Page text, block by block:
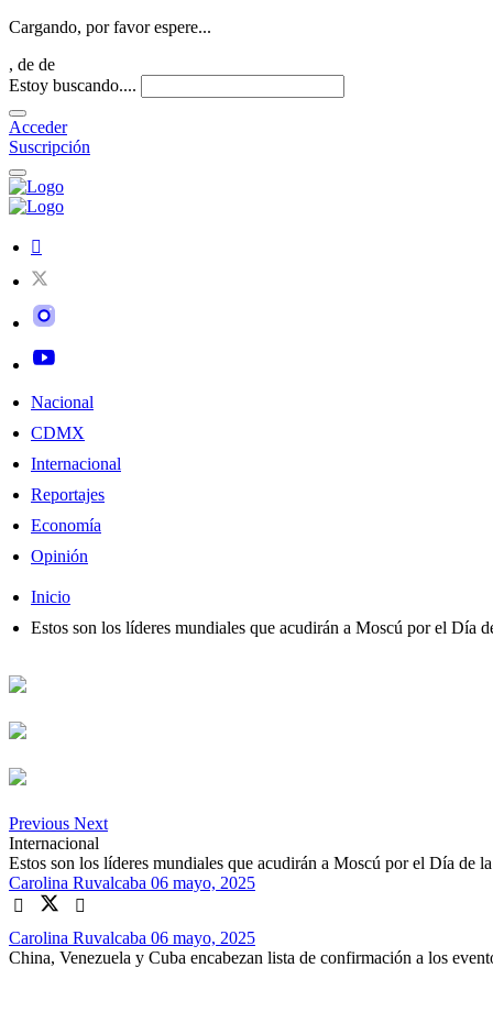
Cargando, por favor espere...
, de de
Estoy buscando....
Acceder
Suscripción
Nacional
CDMX
Internacional
Reportajes
Economía
Opinión
Inicio
Estos son los líderes mundiales que acudirán a Moscú por el Día
Previous Next
Internacional
Estos son los líderes mundiales que acudirán a Moscú por el Día de
Carolina Ruvalcaba 06 mayo, 2025
Carolina Ruvalcaba 06 mayo, 2025
China, Venezuela y Cuba encabezan lista de confirmación a los